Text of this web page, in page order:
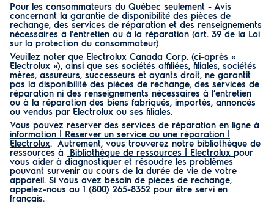
Pour les consommateurs du Québec seulement - Avis
concernant la garantie de disponibilité des pièces de
rechange, des services de réparation et des renseignements
nécessaires à l’entretien ou à la réparation (art. 39 de la Loi
sur la protection du consommateur)
Veuillez noter que Electrolux Canada Corp. (ci-après «
Electrolux »), ainsi que ses sociétés affiliées, filiales, sociétés
mères, assureurs, successeurs et ayants droit, ne garantit
pas la disponibilité des pièces de rechange, des services de
réparation ni des renseignements nécessaires à l’entretien
ou à la réparation des biens fabriqués, importés, annoncés
ou vendus par Electrolux ou ses filiales.
Vous pouvez réserver des services de réparation en ligne à
information | Réserver un service ou une réparation |
Electrolux. Autrement, vous trouverez notre bibliothèque de
ressources à
Bibliothèque de ressources | Electrolux pour
vous aider à diagnostiquer et résoudre les problèmes
pouvant survenir au cours de la durée de vie de votre
appareil. Si vous avez besoin de pièces de rechange,
appelez-nous au 1 (800) 265-8352 pour être servi en
français.